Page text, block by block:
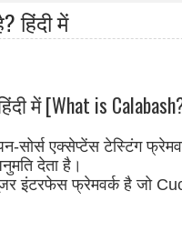
हिंदी में
में [What is
सोर्स एक्सेप्टेंस टेस्टिंग
देता है।
इंटरफेस फ्रेमवर्क है जो